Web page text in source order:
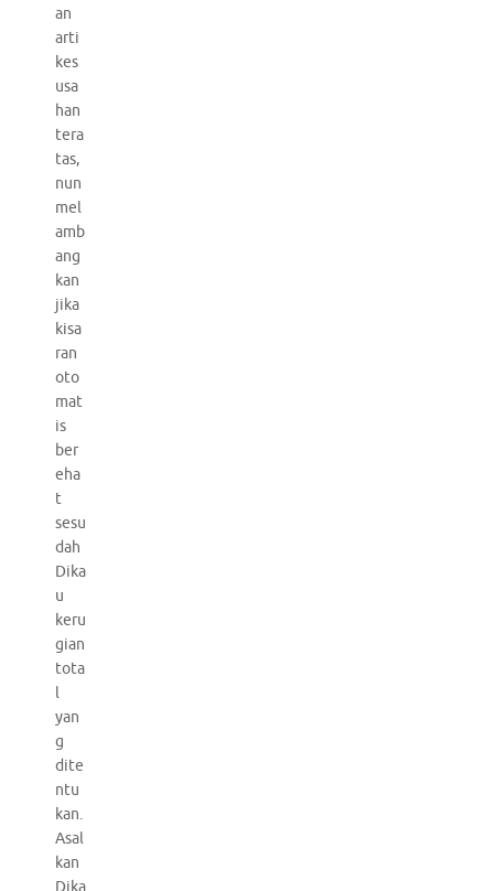
an
arti
kes
usa
han
tera
tas,
nun
mel
amb
ang
kan
jika
kisa
ran
oto
mat
is
ber
eha
t
sesu
dah
Dika
u
keru
gian
tota
l
yan
g
dite
ntu
kan.
Asal
kan
Dika